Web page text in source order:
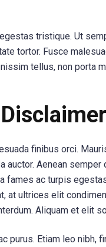
tristique. Ut
tortor. Fusce
tellus, non porta
finibus orci.
auctor. Aenean
ac turpis
at ultrices elit
Aliquam et elit
purus. Etiam leo nibh,